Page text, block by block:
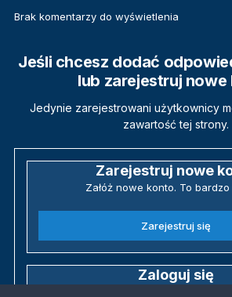
Brak komentarzy do wyświetlenia
Jeśli chcesz dodać
lub zarejestruj nowe
Jedynie zarejestrowani użytkownicy
zawartość tej strony.
Zarejestruj nowe
Załóż nowe konto. To
Zarejestruj się
Zaloguj się